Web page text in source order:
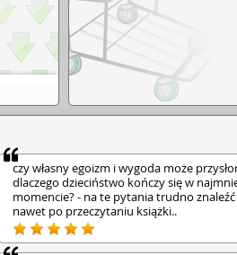
czy własny egoizm i wygoda może
dlaczego dzieciństwo kończy się w
momencie? - na te pytania trudno znaleźć
nawet po przeczytaniu książki..